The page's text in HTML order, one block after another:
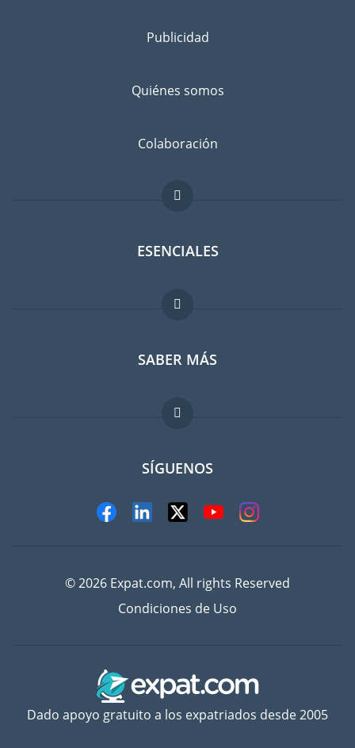
Publicidad
Quiénes somos
Colaboración
ESENCIALES
Foro para expatriados
Guia para expatriados
Trabajos en el extranjero
SABER MÁS
FAQ
SÍGUENOS
© 2026 Expat.com, All rights Reserved
Condiciones de Uso
Dado apoyo gratuito a los expatriados desde 2005